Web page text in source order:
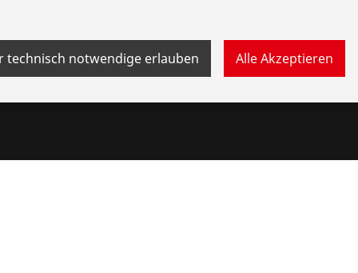
Prämien
technisch notwendige erlauben Alle Akzeptieren